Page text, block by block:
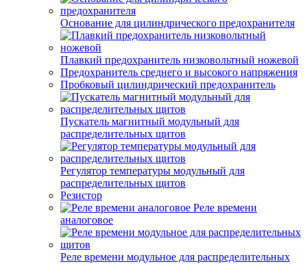
Основание для цилиндрического предохранителя
Плавкий предохранитель низковольтный ножевой
Предохранитель среднего и высокого напряжения
Пробковый цилиндрический предохранитель
Пускатель магнитный модульный для
распределительных щитов
Регулятор температуры модульный для
распределительных щитов
Резистор
Реле времени
аналоговое
Реле времени модульное для распределительных